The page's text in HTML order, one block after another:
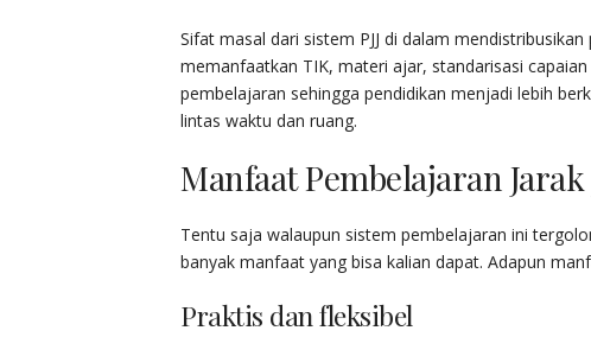
Sifat masal dari sistem PJJ di dalam
memanfaatkan TIK, materi ajar, standarisasi
pembelajaran sehingga pendidikan menjadi lebih
lintas waktu dan ruang.
Manfaat Pembelajaran Jarak
Tentu saja walaupun sistem pembelajaran ini
banyak manfaat yang bisa kalian dapat. Adapun
Praktis dan fleksibel